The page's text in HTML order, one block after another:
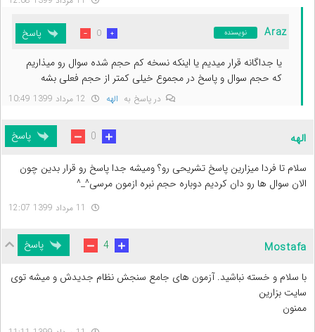
Araz نویسنده
در پاسخ به الهه
یا جداگانه قرار میدیم یا اینکه نسخه کم حجم شده سوال رو میذاریم
که حجم سوال و پاسخ در مجموع خیلی کمتر از حجم فعلی بشه
0 پاسخ
الهه
سلام تا فردا میزارین پاسخ تشریحی رو؟ ومیشه جدا پاسخ رو قرار بدین چون
الان سوال ها رو دان کردیم دوباره حجم نبره ازمون مرسی^_^
0 پاسخ
Mostafa
با سلام و خسته نباشید. آزمون های جامع سنجش نظام جدیدش و میشه توی
سایت بزارین
ممنون
4 پاسخ